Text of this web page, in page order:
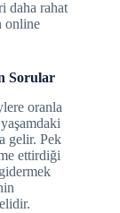
daha rahat
online
Sorular
oranla
gelir. Pek
ettirdiği